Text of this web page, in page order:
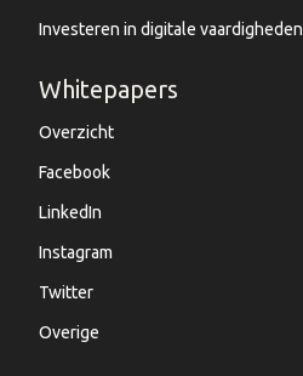
Investeren in digitale vaardigheden
Whitepapers
Overzicht
Facebook
LinkedIn
Instagram
Twitter
Overige